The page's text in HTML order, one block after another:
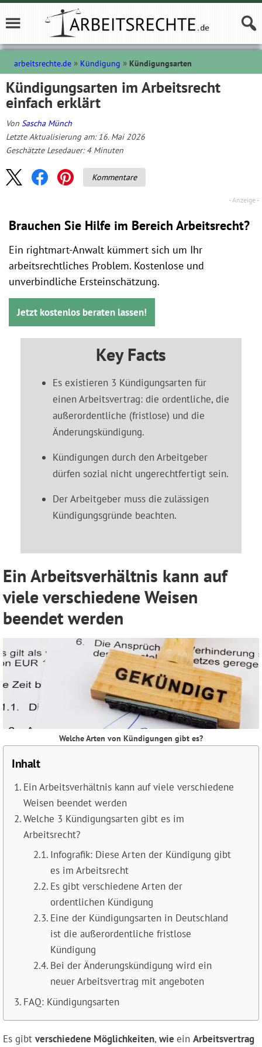
arbeitsrechte.de Kündigung Kündigungsarten
Kündigungsarten im Arbeitsrecht
einfach erklärt
Von Sascha Münch
Letzte Aktualisierung am: 16. Mai 2026
Geschätzte Lesedauer: 4 Minuten
Kommentare
Brauchen Sie Hilfe im Bereich Arbeitsrecht?
Ein rightmart-Anwalt kümmert sich um Ihr
arbeitsrechtliches Problem. Kostenlose und
unverbindliche Ersteinschätzung.
Jetzt kostenlos beraten lassen!
Key Facts
Es existieren 3 Kündigungsarten für
einen Arbeitsvertrag: die ordentliche, die
außerordentliche (fristlose) und die
Änderungskündigung.
Kündigungen durch den Arbeitgeber
dürfen sozial nicht ungerechtfertigt sein.
Der Arbeitgeber muss die zulässigen
Kündigungsgründe beachten.
Ein Arbeitsverhältnis kann auf
viele verschiedene Weisen
beendet werden
Welche Arten von Kündigungen gibt es?
Inhalt
Ein Arbeitsverhältnis kann auf viele verschiedene
Weisen beendet werden
Welche 3 Kündigungsarten gibt es im
Arbeitsrecht?
Infografik: Diese Arten der Kündigung gibt
es im Arbeitsrecht
Es gibt verschiedene Arten der
ordentlichen Kündigung
Eine der Kündigungsarten in Deutschland
ist die außerordentliche fristlose
Kündigung
Bei der Änderungskündigung wird ein
neuer Arbeitsvertrag mit angeboten
FAQ: Kündigungsarten
Es gibt verschiedene Möglichkeiten, wie ein Arbeitsvertrag